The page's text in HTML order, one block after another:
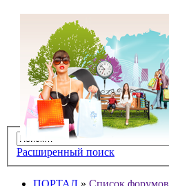
Расширенный поиск
ПОРТАЛ » Список форумов